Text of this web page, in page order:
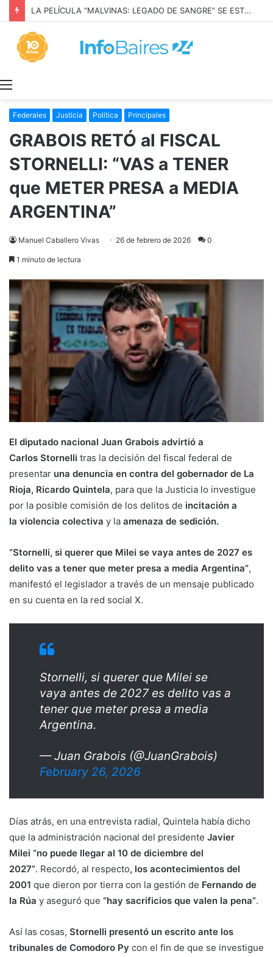
LA PELÍCULA “MALVINAS: LEGADO DE SANGRE” SE ESTRENARÁ EN PRIME VIDEO
Federales Justicia Política Principales
GRABOIS RETÓ al FISCAL
STORNELLI: “VAS a TENER
que METER PRESA a MEDIA
ARGENTINA”
Manuel Caballero Vivas 26 de febrero de 2026 0
1 minuto de lectura
El diputado nacional Juan Grabois advirtió a
Carlos Stornelli tras la decisión del fiscal federal de
presentar una denuncia en contra del gobernador de La
Rioja, Ricardo Quintela, para que la Justicia lo investigue
por la posible comisión de los delitos de incitación a
la violencia colectiva y la amenaza de sedición.
“Stornelli, si querer que Milei se vaya antes de 2027 es
delito vas a tener que meter presa a media Argentina”,
manifestó el legislador a través de un mensaje publicado
en su cuenta en la red social X.
Stornelli, si querer que Milei se
vaya antes de 2027 es delito vas a
tener que meter presa a media
Argentina.
— Juan Grabois (@JuanGrabois)
February 26, 2026
Días atrás, en una entrevista radial, Quintela había dicho
que la administración nacional del presidente Javier
Milei “no puede llegar al 10 de diciembre del
2027”. Recordó, al respecto, los acontecimientos del
2001 que dieron por tierra con la gestión de Fernando de
la Rúa y aseguró que “hay sacrificios que valen la pena”.
Así las cosas, Stornelli presentó un escrito ante los
tribunales de Comodoro Py con el fin de que se investigue